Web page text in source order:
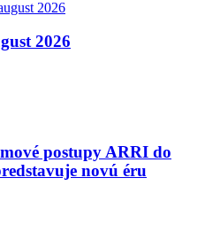
2026
postupy ARRI do
novú éru